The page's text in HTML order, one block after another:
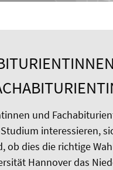
und
interessieren,
ob dies die richtige
Hannover das